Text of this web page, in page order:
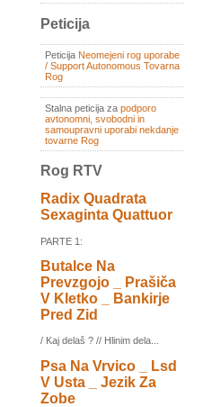
Peticija
Peticija Neomejeni rog uporabe
/ Support Autonomous Tovarna
Rog
Stalna peticija za podporo
avtonomni, svobodni in
samoupravni uporabi nekdanje
tovarne Rog
Rog RTV
Radix Quadrata
Sexaginta Quattuor
PARTE 1:
Butalce Na
Prevzgojo _ Prašiča
V Kletko _ Bankirje
Pred Zid
/ Kaj delaš ? // Hlinim dela...
Psa Na Vrvico _ Lsd
V Usta _ Jezik Za
Zobe